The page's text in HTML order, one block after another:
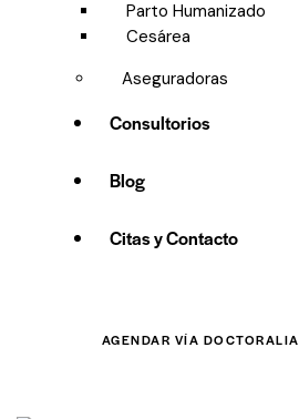
Parto Humanizado
Cesárea
Aseguradoras
Consultorios
Blog
Citas y Contacto
AGENDAR VÍA DOCTORALIA